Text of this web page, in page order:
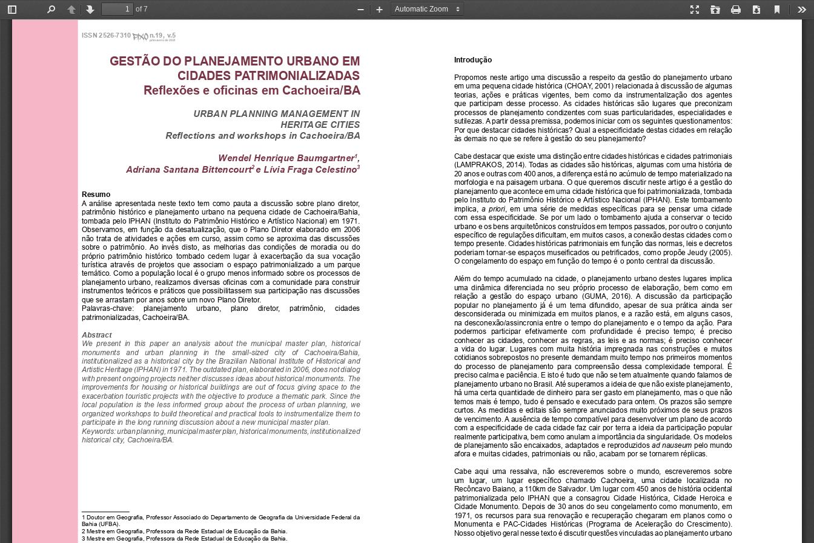
Toggle
PreviousNext
of 7
Presentation
Open Print Download
Current
Zoom
Zoom
Introdução
Propomos neste artigo uma discussão a respeito da gestão do planejamento urbano
em uma pequena cidade histórica (CHOAY, 2001) relacionada à discussão de algumas
teorias,  ações  e  práticas  vigentes,  bem  como  da  instrumentalização  dos  agentes
que  participam  desse  processo.  As  cidades  históricas  são  lugares  que  preconizam
processos de planejamento condizentes com suas particularidades, especialidades e
sutilezas. A partir dessa premissa, podemos iniciar com os seguintes questionamentos:
Por que destacar cidades históricas? Qual a especificidade destas cidades em relação
às demais no que se refere à gestão do seu planejamento?
Cabe destacar que existe uma distinção entre cidades históricas e cidades patrimoniais
(LAMPRAKOS, 2014). Todas as cidades são históricas, algumas com uma história de
20 anos e outras com 400 anos, a diferença está no acúmulo de tempo materializado na
morfologia e na paisagem urbana. O que queremos discutir neste artigo é a gestão do
planejamento que acontece em uma cidade histórica que foi patrimonializada, tombada
pelo Instituto do Patrimônio Histórico e Artístico Nacional (IPHAN). Este tombamento
implica,
a  priori, em uma série de medidas específicas para se pensar uma cidade
com essa especificidade. Se por um lado o tombamento ajuda a conservar o tecido
urbano e os bens arquitetônicos construídos em tempos passados, por outro o conjunto
específico de regulações dificultam, em muitos casos, a conexão destas cidades com o
tempo presente. Cidades históricas patrimoniais em função das normas, leis e decretos
poderiam tornar-se espaços museificados ou petrificados, como propõe Jeudy (2005).
O congelamento do espaço em função do tempo é o ponto central da discussão.
Além do tempo acumulado na cidade, o planejamento urbano destes lugares implica
uma  dinâmica  diferenciada  no  seu  próprio  processo  de  elaboração,  bem  como  em
relação  a  gestão  do  espaço  urbano  (GUMA,  2016).  A  discussão  da  participação
popular  no  planejamento  já  é  um  tema  difundido,  apesar  de  sua  prática  ainda  ser
desconsiderada  ou  minimizada  em  muitos  planos,  e  a  razão  está,  em  alguns  casos,
na desconexão/assincronia entre o tempo do planejamento e o tempo da ação. Para
podermos  participar  efetivamente  com  profundidade  é  preciso  tempo;  é  preciso
conhecer  as  cidades,  conhecer  as  regras,  as  leis  e  as  normas;  é  preciso  conhecer
a  vida  do  lugar.  Lugares  com  muita  história  impregnada  nas  construções  e  muitos
cotidianos sobrepostos no presente demandam muito tempo nos primeiros momentos
do  processo  de  planejamento  para  compreensão  dessa  complexidade  temporal.  É
preciso calma e paciência. E isto é tudo que não se tem atualmente quando falamos de
planejamento urbano no Brasil. Até superamos a ideia de que não existe planejamento,
há uma certa quantidade de dinheiro para ser gasto em planejamento, mas o que não
temos mais é tempo, tudo é pensado e executado para ontem. Os prazos são sempre
curtos. As medidas e editais são sempre anunciados muito próximos de seus prazos
de vencimento. A ausência de tempo compatível para desenvolver um plano de acordo
com a especificidade de cada cidade faz cair por terra a ideia da participação popular
realmente participativa, bem como anulam a importância da singularidade. Os modelos
de planejamento são encaixados, adaptados e reproduzidos ad nauseum pelo mundo
afora e muitas cidades, patrimoniais ou não, acabam por se tornarem réplicas.
Cabe  aqui  uma  ressalva,  não  escreveremos  sobre  o  mundo,  escreveremos  sobre
um  lugar,  um  lugar  específico  chamado  Cachoeira,  uma  cidade  localizada  no
Recôncavo Baiano, a 110km de Salvador. Um lugar com 450 anos de história ocidental
patrimonializada  pelo  IPHAN  que  a  consagrou  Cidade  Histórica,  Cidade  Heroica  e
Cidade Monumento. Depois de 30 anos do seu congelamento como monumento, em
1971,  os  recursos  para  sua  renovação  e  recuperação  chegaram  em  planos  como  o
Monumenta  e  PAC-Cidades  Históricas  (Programa  de  Aceleração  do  Crescimento).
Nosso objetivo geral nesse texto é discutir questões vinculadas ao planejamento urbano
GESTÃO DO PLANEJAMENTO URBANO EM
CIDADES PATRIMONIALIZADAS
Reflexões e oficinas em Cachoeira/BA
URBAN PLANNING MANAGEMENT IN
HERITAGE CITIES
Reflections and workshops in Cachoeira/BA
Wendel Henrique Baumgartner1
Adriana Santana Bittencourt2 e Lívia Fraga Celestino3
Resumo
A  análise  apresentada  neste  texto  tem  como  pauta  a  discussão  sobre  plano  diretor,
patrimônio  histórico  e  planejamento  urbano  na  pequena  cidade  de  Cachoeira/Bahia,
tombada pelo IPHAN (Instituto do Patrimônio Histórico e Artístico Nacional) em 1971.
Observamos, em função da desatualização, que o Plano Diretor elaborado em 2006
não  trata  de  atividades  e  ações  em  curso,  assim  como  se  aproxima  das  discussões
sobre  o  patrimônio.  Ao  invés  disto,  as  melhorias  das  condições  de  moradia  ou  do
próprio  patrimônio  histórico  tombado  cedem  lugar  à  exacerbação  da  sua  vocação
turística  através  de  projetos  que  associam  o  espaço  patrimonializado  a  um  parque
temático. Como a população local é o grupo menos informado sobre os processos de
planejamento urbano, realizamos diversas oficinas com a comunidade para construir
instrumentos teóricos e práticos que possibilitassem sua participação nas discussões
que se arrastam por anos sobre um novo Plano Diretor.
Palavras-chave:     planejamento     urbano,     plano     diretor,     patrimônio,     cidades
patrimonializadas, Cachoeira/BA.
Abstract
We  present  in  this  paper  an  analysis  about  the  municipal  master  plan,  historical
monuments   and   urban   planning   in   the   small-sized   city   of   Cachoeira/Bahia,
institutionalized as a historical city by the Brazilian National Institute of Historical and
Artistic Heritage (IPHAN) in 1971. The outdated plan, elaborated in 2006, does not dialog
with present ongoing projects neither discusses ideas about historical monuments. The
improvements  for  housing  or  historical  buildings  are  out  of  focus  giving  space  to  the
exacerbation touristic projects with the objective to produce a thematic park. Since the
local  population  is  the  less  informed  group  about  the  process  of  urban  planning,  we
organized workshops to build theoretical and practical tools to instrumentalize them to
participate in the long running discussion about a new municipal master plan.
Keywords: urban planning, municipal master plan, historical monuments, institutionalized
historical city, Cachoeira/BA.
1 Doutor em Geografia, Professor Associado do Departamento de Geografia da Universidade Federal da
Bahia (UFBA).
2 Mestre em Geografia, Professora da Rede Estadual de Educação da Bahia.
3 Mestre em Geografia, Professora da Rede Estadual de Educação da Bahia.
n.19, v.5
primavera de 2021
ISSN 2526-7310